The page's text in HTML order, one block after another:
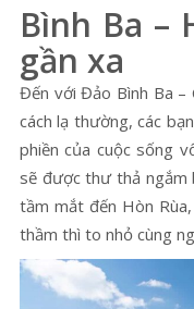
Bình Ba –
gần xa
Đến với Đảo Bình Ba –
cách lạ thường, các
phiền của cuộc sống
sẽ được thư thả ngắm
tầm mắt đến Hòn
thầm thì to nhỏ cùng